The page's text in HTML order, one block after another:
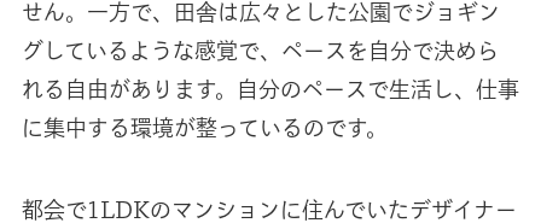
せん。一方で、田舎は広々とした公園でジョギン
グしているような感覚で、ペースを自分で決めら
れる自由があります。自分のペースで生活し、仕事
に集中する環境が整っているのです。
都会で1LDKのマンションに住んでいたデザイナー